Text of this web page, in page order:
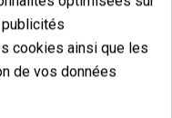
en extérieur 2-3 m.
cookies ainsi que les
de vos données